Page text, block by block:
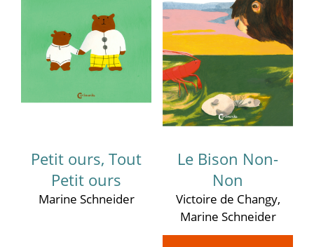
Petit ours, Tout
Petit ours
Marine Schneider
Le Bison Non-
Non
Victoire de Changy,
Marine Schneider